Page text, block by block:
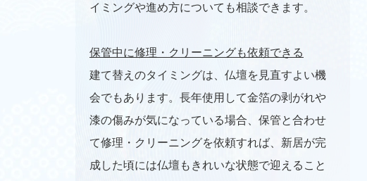
イミングや進め方についても相談できます。
保管中に修理・クリーニングも依頼できる
建て替えのタイミングは、仏壇を見直すよい機
会でもあります。長年使用して金箔の剥がれや
漆の傷みが気になっている場合、保管と合わせ
て修理・クリーニングを依頼すれば、新居が完
成した頃には仏壇もきれいな状態で迎えること